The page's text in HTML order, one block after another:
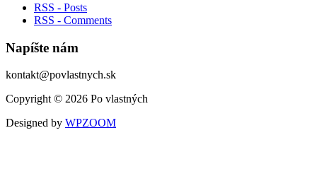
RSS - Posts
RSS - Comments
Napíšte nám
kontakt@povlastnych.sk
Copyright © 2026 Po vlastných
Designed by WPZOOM